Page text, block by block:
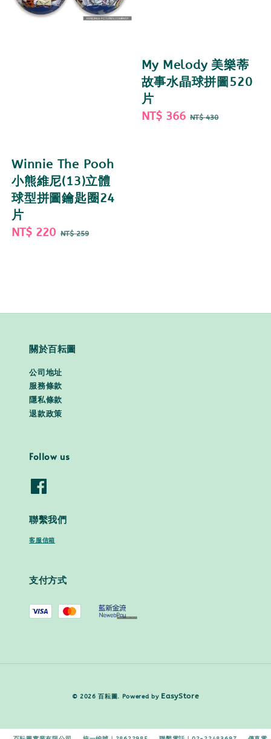
Winnie The Pooh
小熊維尼(13)立體
球型拼圖鑰匙圈24
片
Sale
NT$ 220 Regular
NT$ 259
My Melody 美樂蒂
故事水晶球拼圖520
片
Sale
NT$ 366 Regular
NT$ 430
關於百耘圖
公司地址
服務條款
隱私條款
退款政策
Follow us
聯繫我們
客服信箱
支付方式
© 2026 百耘圖. Powered by EasyStore